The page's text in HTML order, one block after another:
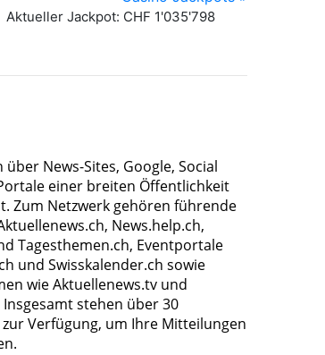
News-Sites, Google, Social
einer breiten Öffentlichkeit
Zum Netzwerk gehören führende
News.help.ch,
Tagesthemen.ch, Eventportale
und Swisskalender.ch sowie
wie Aktuellenews.tv und
stehen über 30
Verfügung, um Ihre Mitteilungen